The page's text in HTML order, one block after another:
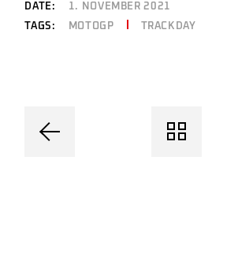
DATE:
1. NOVEMBER 2021
TAGS:
MOTOGP TRACKDAY